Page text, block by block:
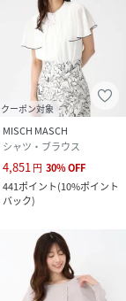
服秋服冬服春
ットデート服女
ーティーコーデ
い韓国韓国フ
ュアルエレガ
社会人主婦マ
ロン18％ ポリウ
クーポン対象
MISCH MASCH
シャツ・ブラウス
4,851 円 30%OFF
441ポイント(10%ポイント
バック)